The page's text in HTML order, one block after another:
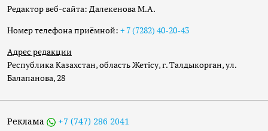
Редактор веб-сайта: Далекенова М.А.
Номер телефона приёмной: + 7 (7282) 40-20-43
Адрес редакции
Республика Казахстан, область Жетісу, г. Талдыкорган, ул.
Балапанова, 28
Реклама +7 (747) 286 2041